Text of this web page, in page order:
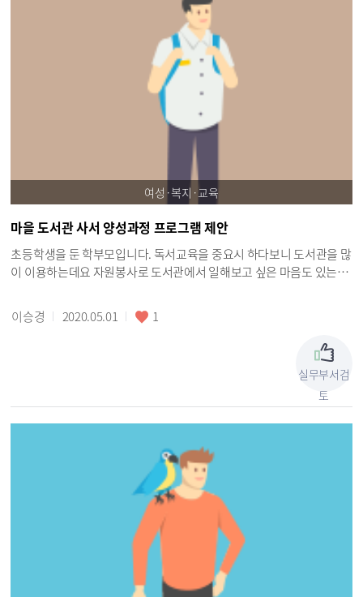
여성·복지·교육
마을 도서관 사서 양성과정 프로그램 제안
초등학생을 둔 학부모입니다. 독서교육을 중요시 하다보니 도서관을 많
이 이용하는데요 자원봉사로 도서관에서 일해보고 싶은 마음도 있는데
위해서도 좋을 것 같구요 학부모를 중심으로 한 자원봉사 개념인 마을
사서를 늘리면 어떨까 제안해봅니다. 업무를 하려면 전문적인 지식도
필요할 터이니 마을사서 양성과정 프로그램을 개설해주셨으면 하고 제
이승경 2020.05.01 1
실무부서검
토